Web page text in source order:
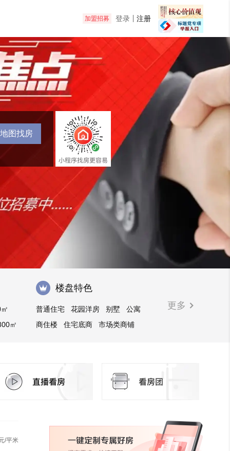
加盟招募 登录 注册
地图找房
㎡
楼盘特色
普通住宅 花园洋房 别墅
公寓
商住楼
住宅底商
市场类商铺
更多
/平米